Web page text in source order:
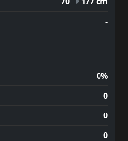
-
0%
0
0
0